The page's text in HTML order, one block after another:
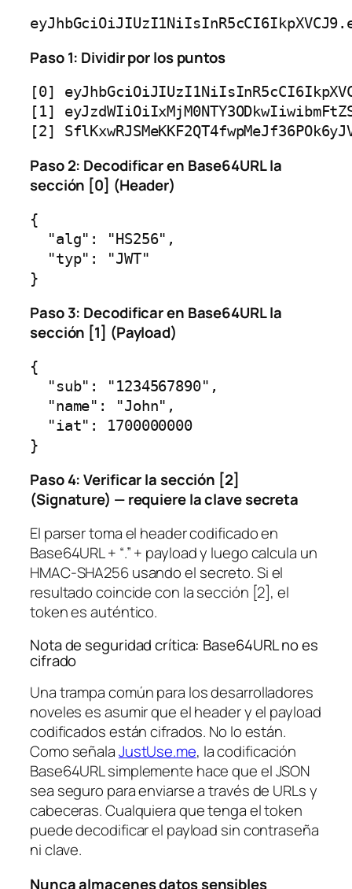
Paso 1: Dividir por los puntos
[0]
[1]
Paso 2: Decodificar en Base64URL la
sección [0] (Header)
{
  "alg": "HS256",
  "typ": "JWT"
Paso 3: Decodificar en Base64URL la
sección [1] (Payload)
{
  "sub": "1234567890",
  "name": "John",
  "iat": 1700000000
Paso 4: Verificar la sección [2]
(Signature) — requiere la clave secreta
El parser toma el header codificado en
Base64URL + “.” + payload y luego calcula un
HMAC-SHA256 usando el secreto. Si el
resultado coincide con la sección [2], el
token es auténtico.
Nota de seguridad crítica: Base64URL no es
cifrado
Una trampa común para los desarrolladores
noveles es asumir que el header y el payload
codificados están cifrados. No lo están.
Como señalaJustUse.me, la codificación
Base64URL simplemente hace que el JSON
sea seguro para enviarse a través de URLs y
cabeceras. Cualquiera que tenga el token
puede decodificar el payload sin contraseña
ni clave.
Nunca almacenes datos sensibles